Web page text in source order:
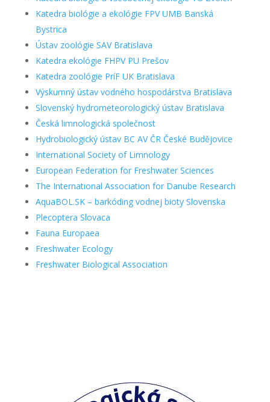
Katedra biológie a ekológie FPV UMB Banská
Bystrica
Ústav zoológie SAV Bratislava
Katedra ekológie FHPV PU Prešov
Katedra zoológie PríF UK Bratislava
Výskumný ústav vodného hospodárstva Bratislava
Slovenský hydrometeorologický ústav Bratislava
Česká limnologická společnost
Hydrobiologický ústav BC AV ČR České Budějovice
International Society of Limnology
European Federation for Freshwater Sciences
The International Association for Danube Research
AquaBOL.SK – barkóding vodnej bioty Slovenska
Plecoptera Slovaca
Fauna Europaea
Freshwater Ecology
Freshwater Biological Association